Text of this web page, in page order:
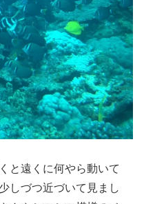
と遠くに何やら動いて
しづつ近づいて見まし